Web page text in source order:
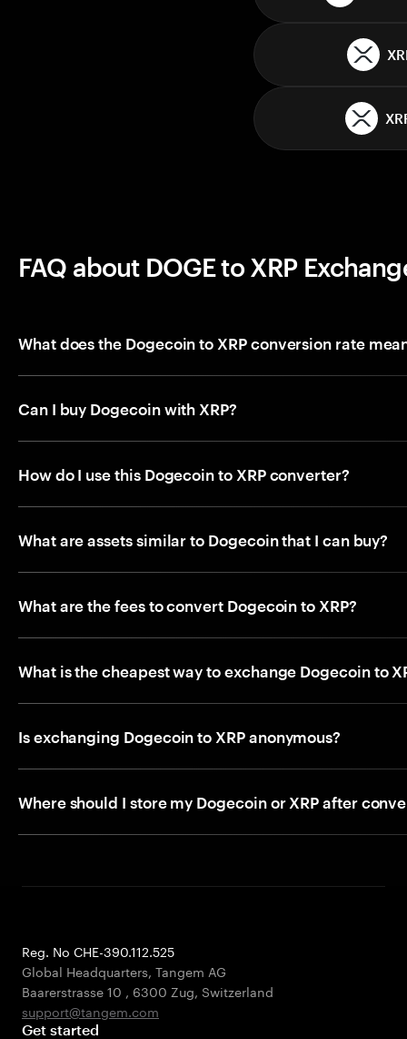
FAQ about DOGE to XRP
What does the Dogecoin to XRP conversion rate
Can I buy Dogecoin with XRP?
How do I use this Dogecoin to XRP converter?
What are assets similar to Dogecoin that I can buy?
What are the fees to convert Dogecoin to XRP?
What is the cheapest way to exchange Dogecoin to
Is exchanging Dogecoin to XRP anonymous?
Where should I store my Dogecoin or XRP after
Reg. No CHE-390.112.525
Global Headquarters, Tangem AG
Baarerstrasse 10 , 6300 Zug, Switzerland
support@tangem.com
Get started